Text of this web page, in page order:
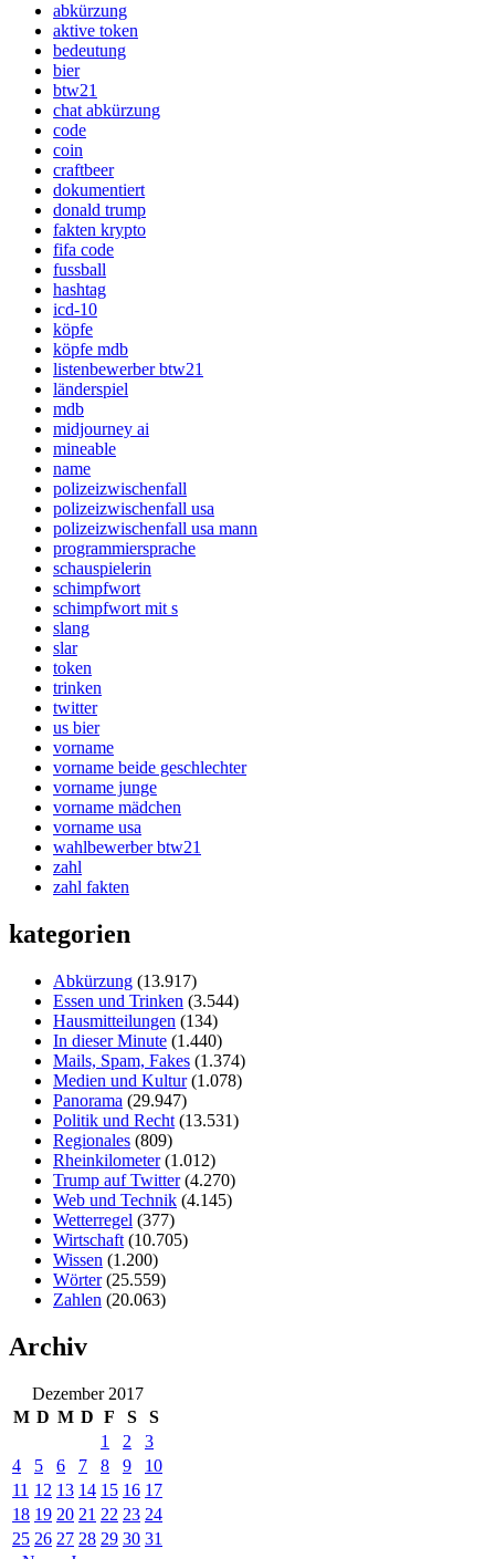
abkürzung
aktive token
bedeutung
bier
btw21
chat abkürzung
code
coin
craftbeer
dokumentiert
donald trump
fakten krypto
fifa code
fussball
hashtag
icd-10
köpfe
köpfe mdb
listenbewerber btw21
länderspiel
mdb
midjourney ai
mineable
name
polizeizwischenfall
polizeizwischenfall usa
polizeizwischenfall usa mann
programmiersprache
schauspielerin
schimpfwort
schimpfwort mit s
slang
slar
token
trinken
twitter
us bier
vorname
vorname beide geschlechter
vorname junge
vorname mädchen
vorname usa
wahlbewerber btw21
zahl
zahl fakten
kategorien
Abkürzung (13.917)
Essen und Trinken (3.544)
Hausmitteilungen (134)
In dieser Minute (1.440)
Mails, Spam, Fakes (1.374)
Medien und Kultur(1.078)
Panorama (29.947)
Politik und Recht (13.531)
Regionales (809)
Rheinkilometer(1.012)
Trump auf Twitter(4.270)
Web und Technik (4.145)
Wetterregel (377)
Wirtschaft (10.705)
Wissen (1.200)
Wörter(25.559)
Zahlen (20.063)
Archiv
Dezember 2017
M D M D F S
S
1
2
3
4
5 6 7 8 9
10
11 12 13 14 15 16 17
18 19 20 21 22 23 24
25 26 27 28 29 30 31